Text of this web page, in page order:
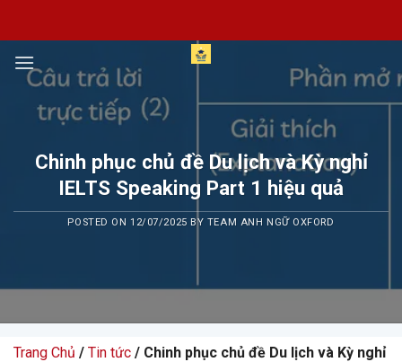
content
Chinh phục chủ đề Du lịch và Kỳ nghỉ
IELTS Speaking Part 1 hiệu quả
POSTED ON12/07/2025 BY TEAM ANH NGỮ OXFORD
Trang Chủ / Tin tức / Chinh phục chủ đề Du lịch và Kỳ nghỉ